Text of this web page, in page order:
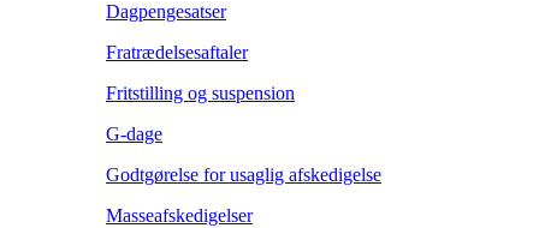
Dagpengesatser
Fratrædelsesaftaler
Fritstilling og suspension
G-dage
Godtgørelse for usaglig afskedigelse
Masseafskedigelser